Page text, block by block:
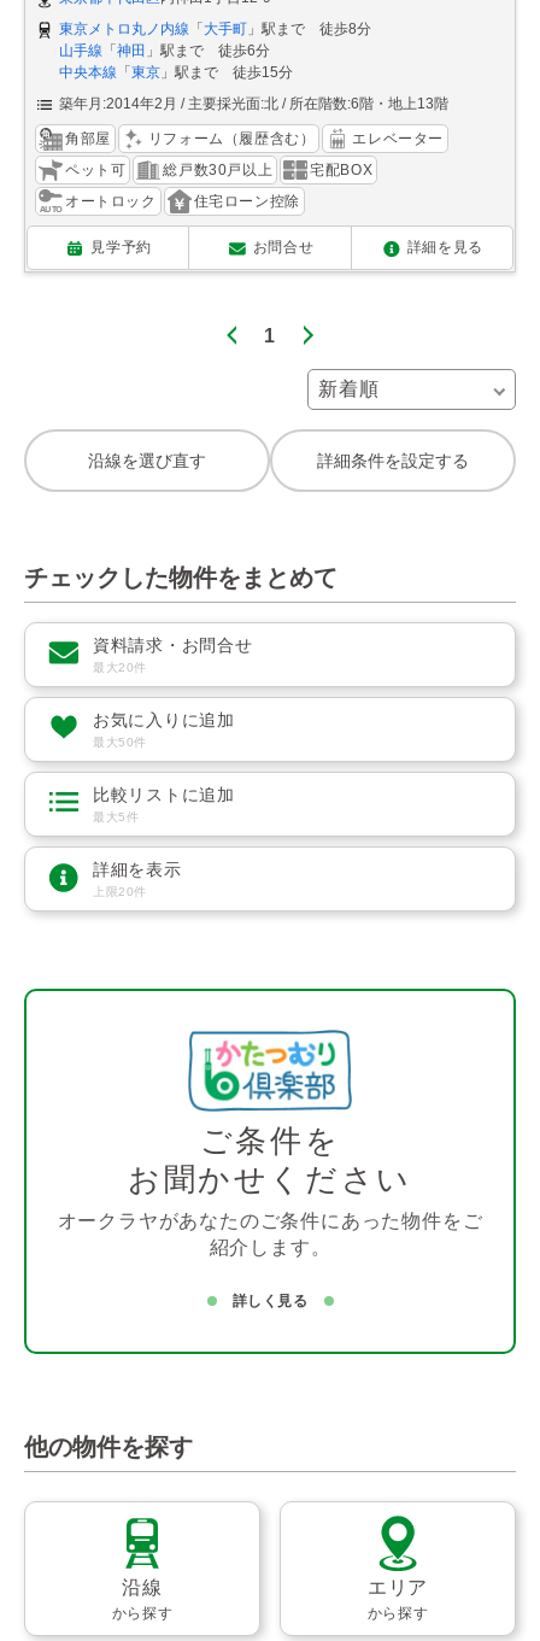
東京メトロ丸ノ内線 「大手町 」駅まで 徒歩8分
山手線 「神田 」駅まで 徒歩6分
中央本線 「東京 」駅まで 徒歩15分
築年月:2014年2月
主要採光面:北 所在階数:6階・地上13階
角部屋 リフォーム（履歴含む）
エレベーター
ペット可
総戸数30戸以上
宅配BOX
オートロック
住宅ローン控除
見学予約 お問合せ 詳細を見る
1
沿線を選び直す 詳細条件を設定する
チェックした物件をまとめて
資料請求・お問合せ
最大20件
お気に入りに追加
最大50件
比較リストに追加
最大5件
詳細を表示
上限20件
ご条件を
お聞かせください
オークラヤがあなたのご条件にあった物件をご
紹介します。
詳しく見る
他の物件を探す
沿線
から探す
エリア
から探す